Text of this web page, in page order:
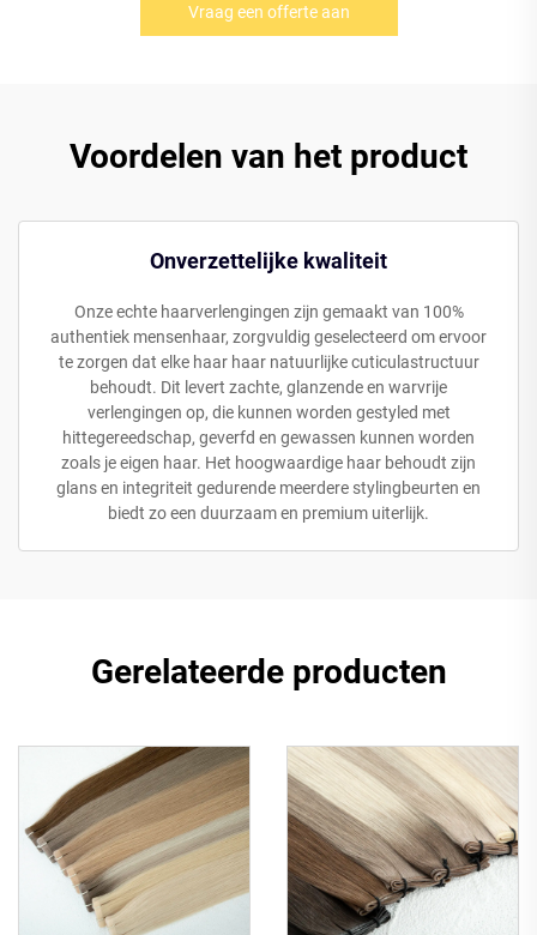
Vraag een offerte aan
Voordelen van het product
Onverzettelijke kwaliteit
Onze echte haarverlengingen zijn gemaakt van 100%
authentiek mensenhaar, zorgvuldig geselecteerd om ervoor
te zorgen dat elke haar haar natuurlijke cuticulastructuur
behoudt. Dit levert zachte, glanzende en warvrije
verlengingen op, die kunnen worden gestyled met
hittegereedschap, geverfd en gewassen kunnen worden
zoals je eigen haar. Het hoogwaardige haar behoudt zijn
glans en integriteit gedurende meerdere stylingbeurten en
biedt zo een duurzaam en premium uiterlijk.
Gerelateerde producten